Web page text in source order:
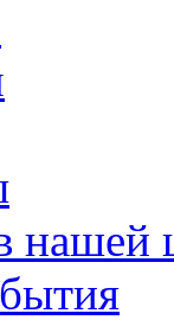
нашей